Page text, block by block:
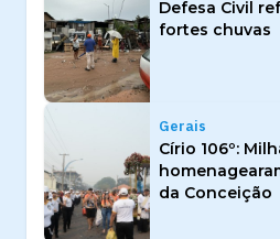
Defesa Civil
fortes chuvas
Gerais
Círio 106º:
da Conceição